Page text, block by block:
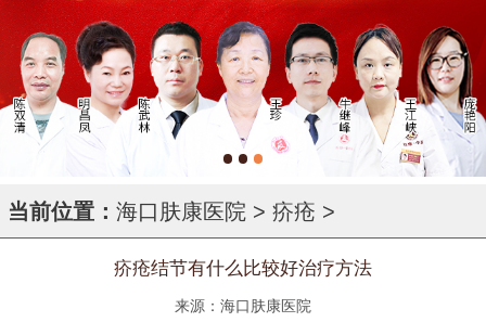
当前位置： 海口肤康医院 > 疥疮 >
疥疮结节有什么比较好治疗方法
来源：海口肤康医院